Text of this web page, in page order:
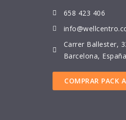
658 423 406
Carrer Ballester,
Barcelona, España
COMPRAR PACK